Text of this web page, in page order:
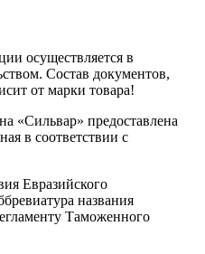
осуществляется в
Состав документов,
от марки товара!
«Сильвар» предоставлена
в соответствии с
Евразийского
названия
Таможенного